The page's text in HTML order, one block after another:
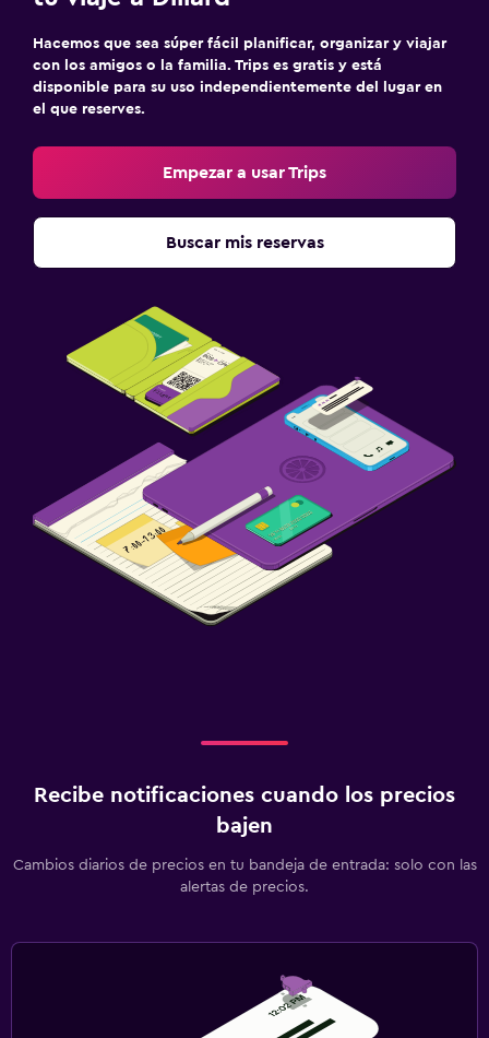
Zona de trabajo
Máquina expendedora (bebidas)
Hacemos que sea súper fácil planificar, organizar y viajar
con los amigos o la familia. Trips es gratis y está
disponible para su uso independientemente del lugar en
el que reserves.
Empezar a usar Trips
Buscar mis reservas
Recibe notificaciones cuando los precios
bajen
Cambios diarios de precios en tu bandeja de entrada: solo con las
alertas de precios.